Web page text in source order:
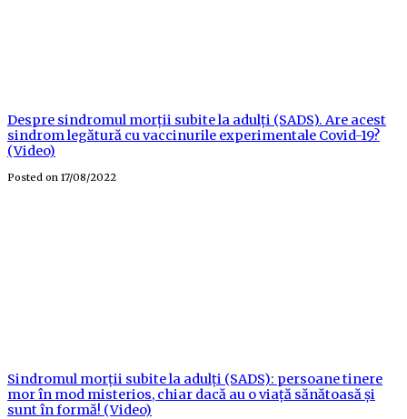
Despre sindromul morții subite la adulți (SADS). Are acest
sindrom legătură cu vaccinurile experimentale Covid-19?
(Video)
Posted on 17/08/2022
Sindromul morții subite la adulți (SADS): persoane tinere
mor în mod misterios, chiar dacă au o viață sănătoasă și
sunt în formă! (Video)